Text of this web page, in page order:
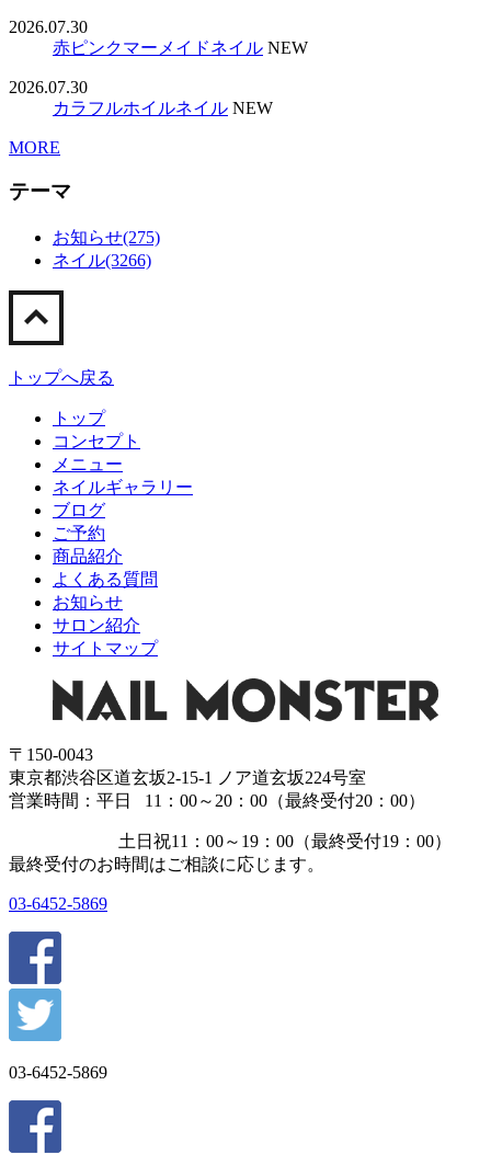
2026.07.30
赤ピンクマーメイドネイル NEW
2026.07.30
カラフルホイルネイル NEW
MORE
テーマ
お知らせ(275)
ネイル(3266)
トップへ戻る
トップ
コンセプト
メニュー
ネイルギャラリー
ブログ
ご予約
商品紹介
よくある質問
お知らせ
サロン紹介
サイトマップ
〒150-0043
東京都渋谷区道玄坂2-15-1 ノア道玄坂224号室
営業時間：平日 11：00～20：00（最終受付20：00）
土日祝11：00～19：00（最終受付19：00）
最終受付のお時間はご相談に応じます。
03-6452-5869
03-6452-5869